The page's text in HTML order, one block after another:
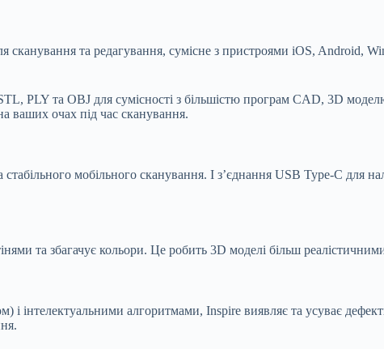
та редагування, сумісне з пристроями iOS, Android,
PLY та OBJ для сумісності з більшістю програм CAD, 3D
ваших очах під час сканування.
мобільного сканування. І з’єднання USB Type-C для
та збагачує кольори. Це робить 3D моделі більш
інтелектуальними алгоритмами, Inspire виявляє та усуває